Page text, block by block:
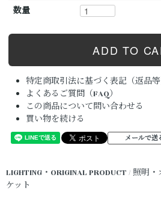
数量
特定商取引法に基づく表記（返品等
よくあるご質問（FAQ）
この商品について問い合わせる
買い物を続ける
メールで送
LIGHTING・ORIGINAL PRODUCT / 照明
ケット